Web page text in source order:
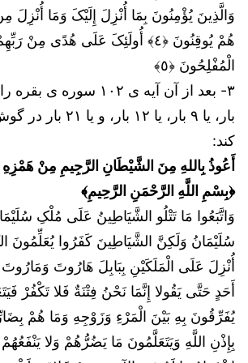
وَالَّذِینَ یُؤْمِنُونَ بِمَا أُنْزِلَ إِلَیْکَ وَمَا أُنْزِلَ
هُمْ یُوقِنُونَ ﴿٤﴾ أُولَئِکَ عَلَى هُدًى مِنْ
الْمُفْلِحُونَ ﴿٥﴾
بار، یا ۹ بار، یا ۱۲
کند:
أَعُوذُ بِاللهِ مِنَ الشَّيْطَانِ الرَّجِيمِ مِنْ هَمْزِهِ
﴿بِسْمِ اللَّهِ الرَّحْمَنِ الرَّحِيمِ﴾
وَاتَّبَعُوا مَا تَتْلُو الشَّیَاطِینُ عَلَى مُلْکِ
سُلَیْمَانُ وَلَکِنَّ الشَّیَاطِینَ کَفَرُوا یُعَلِّمُونَ
أُنْزِلَ عَلَى الْمَلَکَیْنِ بِبَابِلَ هَارُوتَ
أَحَدٍ حَتَّى یَقُولا إِنَّمَا نَحْنُ فِتْنَةٌ فَلا تَکْفُرْ
یُفَرِّقُونَ بِهِ بَیْنَ الْمَرْءِ وَزَوْجِهِ وَمَا هُمْ
بِإِذْنِ اللَّهِ وَیَتَعَلَّمُونَ مَا یَضُرُّهُمْ وَلا